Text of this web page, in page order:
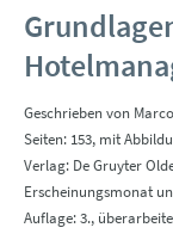
Geschrieben von
Seiten: 153, mit
Verlag: De Gruyter
Erscheinungsmonat
Auflage: 3.,